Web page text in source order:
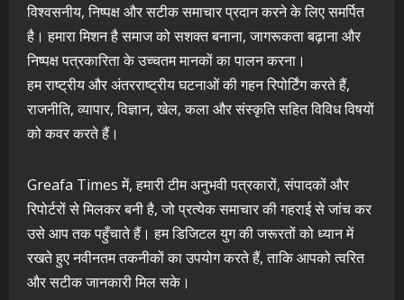
विश्वसनीय, निष्पक्ष और सटीक समाचार प्रदान करने के लिए समर्पित
है। हमारा मिशन है समाज को सशक्त बनाना, जागरूकता बढ़ाना और
निष्पक्ष पत्रकारिता के उच्चतम मानकों का पालन करना।
हम राष्ट्रीय और अंतरराष्ट्रीय घटनाओं की गहन रिपोर्टिंग करते हैं,
राजनीति, व्यापार, विज्ञान, खेल, कला और संस्कृति सहित विविध विषयों
को कवर करते हैं।
Greafa Times में, हमारी टीम अनुभवी पत्रकारों, संपादकों और
रिपोर्टरों से मिलकर बनी है, जो प्रत्येक समाचार की गहराई से जांच कर
उसे आप तक पहुँचाते हैं। हम डिजिटल युग की जरूरतों को ध्यान में
रखते हुए नवीनतम तकनीकों का उपयोग करते हैं, ताकि आपको त्वरित
और सटीक जानकारी मिल सके।